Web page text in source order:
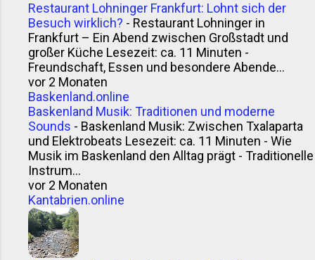
Restaurant Lohninger Frankfurt: Lohnt sich der
Besuch wirklich? - Restaurant Lohninger in
Frankfurt – Ein Abend zwischen Großstadt und
großer Küche Lesezeit: ca. 11 Minuten -
Freundschaft, Essen und besondere Abende...
vor 2 Monaten
Baskenland.online
Baskenland Musik: Traditionen und moderne
Sounds - Baskenland Musik: Zwischen Txalaparta
und Elektrobeats Lesezeit: ca. 11 Minuten - Wie
Musik im Baskenland den Alltag prägt - Traditionelle
Instrum...
vor 2 Monaten
Kantabrien.online